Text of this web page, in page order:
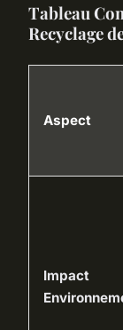
Tableau
Recyclage
Aspect
Impact